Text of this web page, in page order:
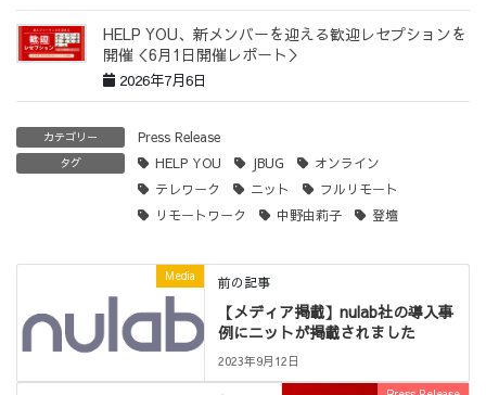
HELP YOU、新メンバーを迎える歓迎レセプションを
開催＜6月1日開催レポート＞
2026年7月6日
カテゴリー Press Release
タグ HELP YOU JBUG
オンライン
テレワーク
ニット
フルリモート
リモートワーク
中野由莉子 登壇
Media 前の記事
【メディア掲載】nulab社の導入事
例にニットが掲載されました
2023年9月12日